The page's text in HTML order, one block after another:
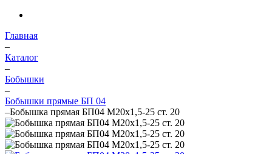
Главная
–
Каталог
–
Бобышки
–
Бобышки прямые БП 04
–Бобышка прямая БП04 М20х1,5-25 ст. 20